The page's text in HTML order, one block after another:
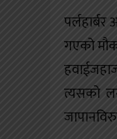
गएको
त्यसको